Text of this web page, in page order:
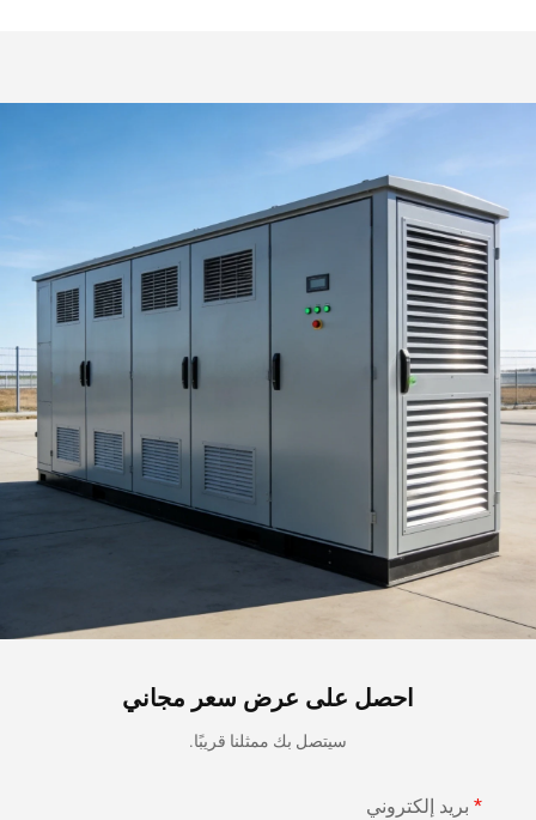
احصل على عرض سعر مجاني
سيتصل بك ممثلنا قريبًا.
بريد إلكتروني